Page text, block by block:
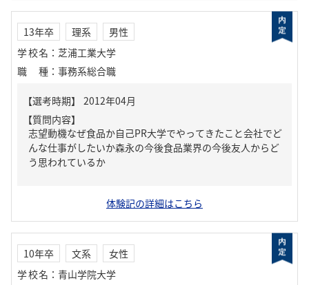
13年卒 理系
男性
学校名 ： 芝浦工業大学
職種 ： 事務系総合職
【質問内容】
志望動機なぜ食品か自己PR大学でやってきたこと会社でど
んな仕事がしたいか森永の今後食品業界の今後友人からど
う思われているか
体験記の詳細はこちら
10年卒 文系
女性
学校名 ： 青山学院大学